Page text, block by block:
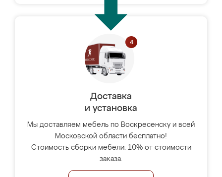
Доставка
и установка
Мы доставляем мебель по Воскресенску и всей
Московской области бесплатно!
Стоимость сборки мебели: 10% от стоимости
заказа.